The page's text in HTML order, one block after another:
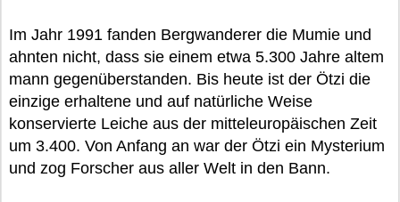
Im Jahr 1991 fanden Bergwanderer die Mumie und
ahnten nicht, dass sie einem etwa 5.300 Jahre altem
mann gegenüberstanden. Bis heute ist der Ötzi die
einzige erhaltene und auf natürliche Weise
konservierte Leiche aus der mitteleuropäischen Zeit
um 3.400. Von Anfang an war der Ötzi ein Mysterium
und zog Forscher aus aller Welt in den Bann.